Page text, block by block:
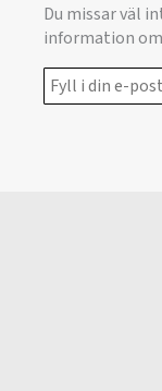
Du missar väl
information om